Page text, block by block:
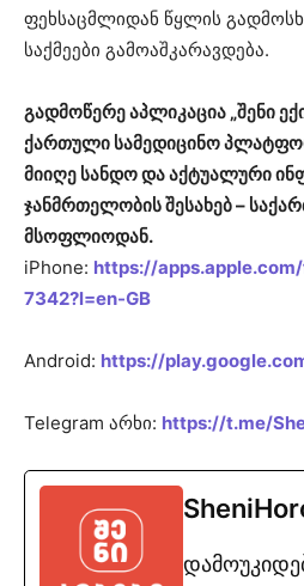
ფეხსაცმლიდან წყლის
საქმეები გამოაშკარავდება.
გადმოწერე აპლიკაცია „შენი
ქართული სამედიცინო
მიიღე სანდო და აქტუალური
ჯანმრთელობის შესახებ –
მსოფლიოდან.
iPhone: https://
7342?l=en-GB
Android: https://
Telegram არხი: https://t.me/